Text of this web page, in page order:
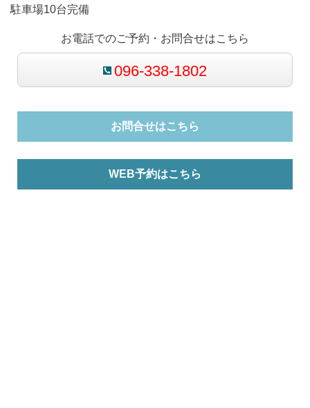
駐車場10台完備
お電話でのご予約・お問合せはこちら
096-338-1802
お問合せはこちら
WEB予約はこちら